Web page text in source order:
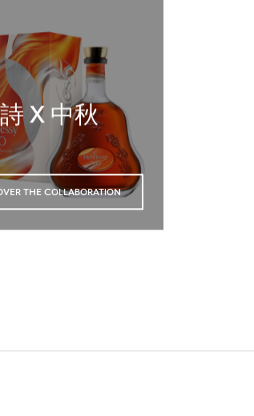
X 中秋
THE COLLABORATION